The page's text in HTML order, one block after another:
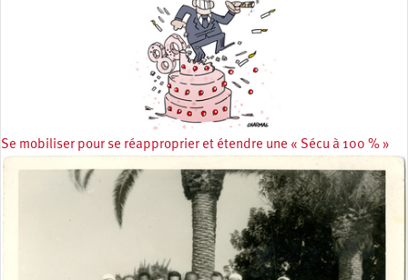
Se mobiliser pour se réapproprier et étendre une « Sécu à 100 % »